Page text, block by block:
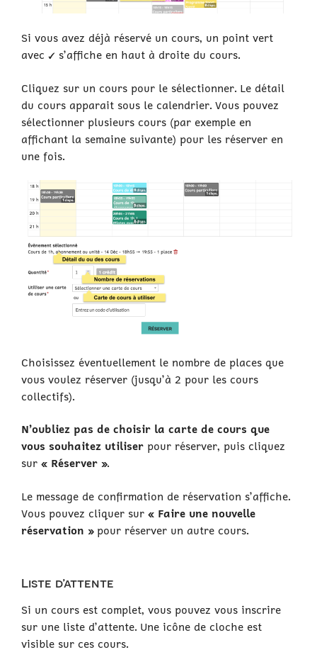
Si vous avez déjà réservé un cours, un point vert
avec ✔ s’affiche en haut à droite du cours.
Cliquez sur un cours pour le sélectionner. Le détail
du cours apparait sous le calendrier. Vous pouvez
sélectionner plusieurs cours (par exemple en
affichant la semaine suivante) pour les réserver en
une fois.
Choisissez éventuellement le nombre de places que
vous voulez réserver (jusqu’à 2 pour les cours
collectifs).
N’oubliez pas de choisir la carte de cours que
vous souhaitez utiliser pour réserver, puis cliquez
sur « Réserver ».
Le message de confirmation de réservation s’affiche.
Vous pouvez cliquer sur « Faire une nouvelle
réservation »pour réserver un autre cours.
Liste d’attente
Si un cours est complet, vous pouvez vous inscrire
sur une liste d’attente. Une icône de cloche est
visible sur ces cours.